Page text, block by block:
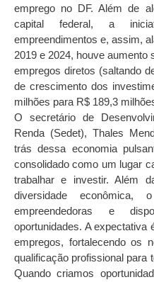
emprego no DF. Além de
capital federal, a
empreendimentos e, assim,
2019 e 2024, houve aumento
empregos diretos (saltando
de crescimento dos
milhões para R$ 189,3
O secretário de
Renda (Sedet), Thales
trás dessa economia
consolidado como um lugar
trabalhar e investir. Além
diversidade
empreendedoras e
oportunidades. A expectativa
empregos, fortalecendo os
qualificação profissional para
Quando criamos